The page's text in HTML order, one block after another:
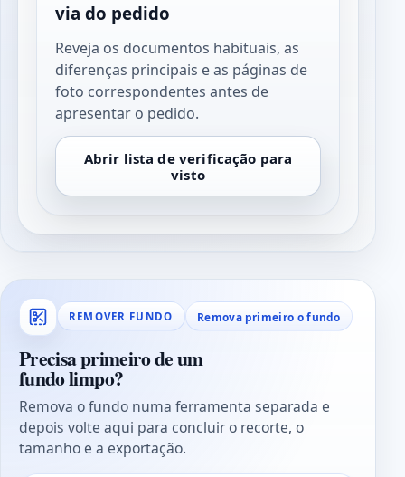
via do pedido
Reveja os documentos habituais, as
diferenças principais e as páginas de
foto correspondentes antes de
apresentar o pedido.
Abrir lista de verificação para
visto
REMOVER FUNDO Remova primeiro o fundo
Precisa primeiro de um
fundo limpo?
Remova o fundo numa ferramenta separada e
depois volte aqui para concluir o recorte, o
tamanho e a exportação.